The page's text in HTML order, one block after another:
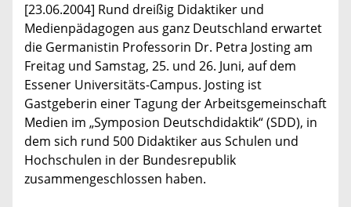
[23.06.2004] Rund dreißig Didaktiker und
Medienpädagogen aus ganz Deutschland erwartet
die Germanistin Professorin Dr. Petra Josting am
Freitag und Samstag, 25. und 26. Juni, auf dem
Essener Universitäts-Campus. Josting ist
Gastgeberin einer Tagung der Arbeitsgemeinschaft
Medien im „Symposion Deutschdidaktik“ (SDD), in
dem sich rund 500 Didaktiker aus Schulen und
Hochschulen in der Bundesrepublik
zusammengeschlossen haben.